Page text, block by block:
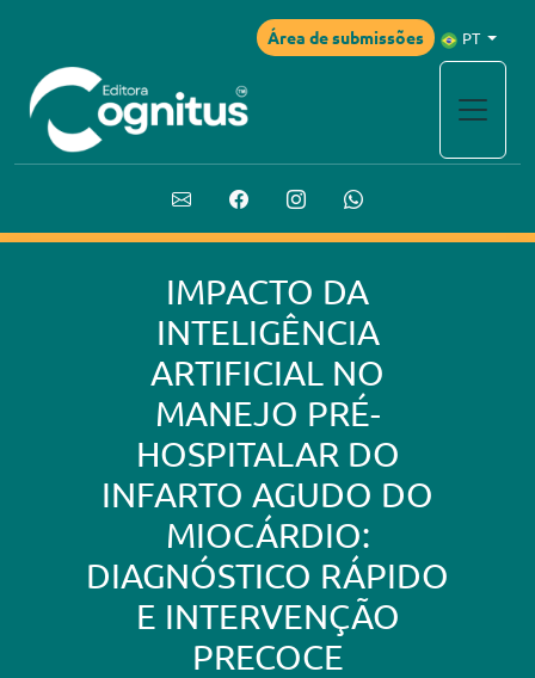
Área de submissões PT
IMPACTO DA
INTELIGÊNCIA
ARTIFICIAL NO
MANEJO PRÉ-
HOSPITALAR DO
INFARTO AGUDO DO
MIOCÁRDIO:
DIAGNÓSTICO RÁPIDO
E INTERVENÇÃO
PRECOCE